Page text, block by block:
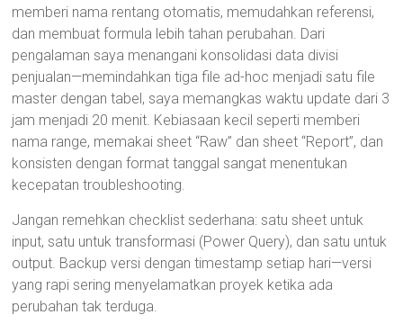
memberi nama rentang otomatis, memudahkan referensi,
dan membuat formula lebih tahan perubahan. Dari
pengalaman saya menangani konsolidasi data divisi
penjualan—memindahkan tiga file ad-hoc menjadi satu file
master dengan tabel, saya memangkas waktu update dari 3
jam menjadi 20 menit. Kebiasaan kecil seperti memberi
nama range, memakai sheet “Raw” dan sheet “Report”, dan
konsisten dengan format tanggal sangat menentukan
kecepatan troubleshooting.
Jangan remehkan checklist sederhana: satu sheet untuk
input, satu untuk transformasi (Power Query), dan satu untuk
output. Backup versi dengan timestamp setiap hari—versi
yang rapi sering menyelamatkan proyek ketika ada
perubahan tak terduga.